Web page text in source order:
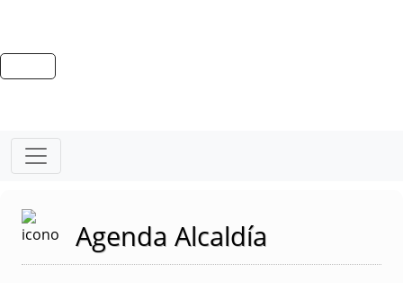
Agenda Alcaldía